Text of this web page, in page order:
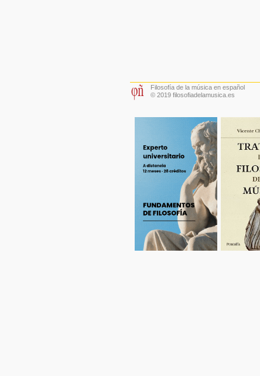
Filosofía de la música en español
© 2019 filosofiadelamusica.es